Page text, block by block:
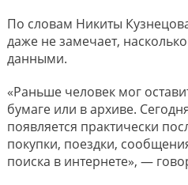
По словам Никиты
даже не замечает,
данными.
«Раньше человек мог
бумаге или в архиве.
появляется практически
покупки, поездки,
поиска в интернете», —